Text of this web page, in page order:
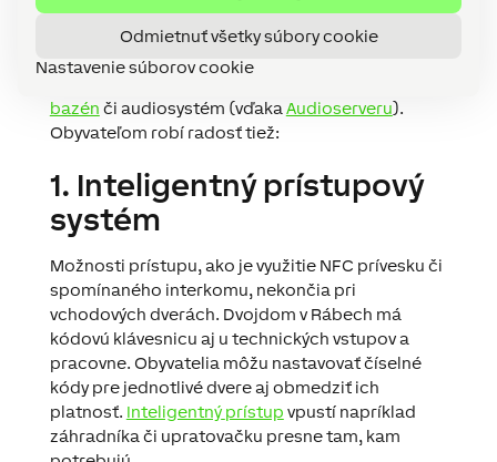
Odmietnuť všetky súbory cookie
Nastavenie súborov cookie
domácnostiachpripojenýrad technológií.Ako
majiteľ: „Chcelisme maximálne využiť
potenciál systému Loxone
bazén či audiosystém (vďakaAudioserveru).
Obyvateľom robí radosťtiež:
1. Inteligentný prístupový
systém
Možnosti prístupu,ako je využitie NFC prívesku či
spomínaného interkomu, nekončia pri
vchodových dverách. Dvojdom v Rábech má
kódovú klávesnicu aj u technických vstupov a
pracovne. Obyvatelia môžu nastavovaťčíselné
kódy pre jednotlivédvereaj obmedziť ich
platnosť. Inteligentný prístup vpustí napríklad
záhradníkači upratovačku presnetam, kam